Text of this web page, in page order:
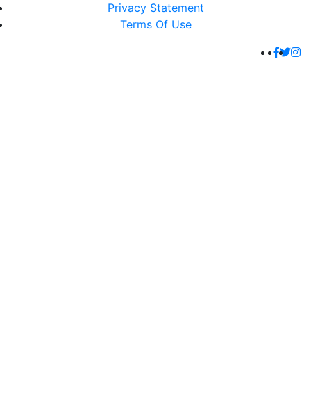
Privacy Statement
Terms Of Use